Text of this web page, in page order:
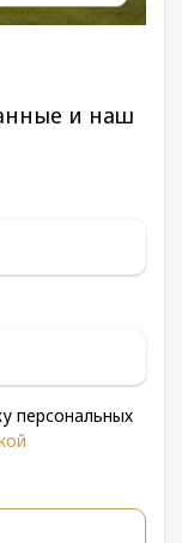
и наш
персональных